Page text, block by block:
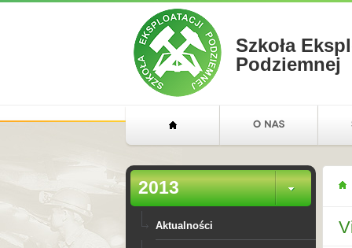
Szkoła
Podziemnej
2013
Aktualności